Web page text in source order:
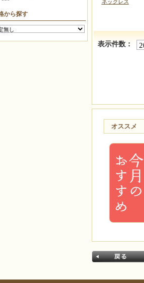
ネックレス
表示件数：
オススメ
象別
初心者
中上級者
から探す